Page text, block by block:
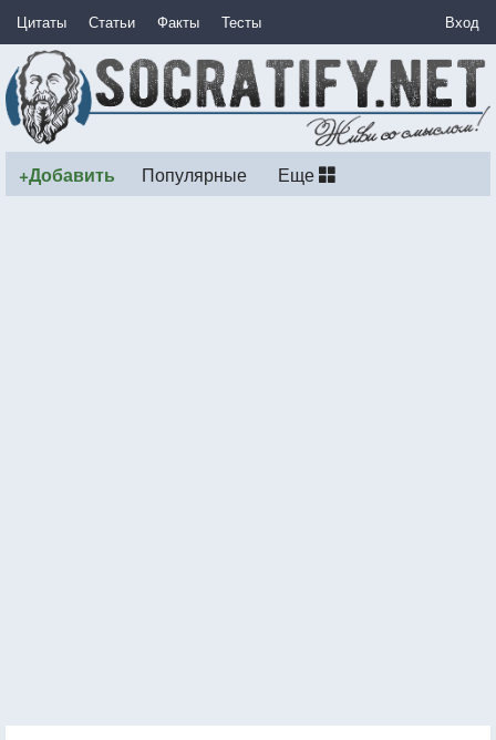
Цитаты Статьи Факты Тесты Вход
+Добавить Популярные Еще